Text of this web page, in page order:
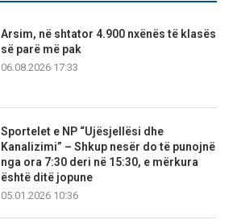
Arsim, në shtator 4.900 nxënës të klasës
së parë më pak
06.08.2026 17:33
Sportelet e NP “Ujësjellësi dhe
Kanalizimi” – Shkup nesër do të punojnë
nga ora 7:30 deri në 15:30, e mërkura
është ditë jopune
05.01.2026 10:36